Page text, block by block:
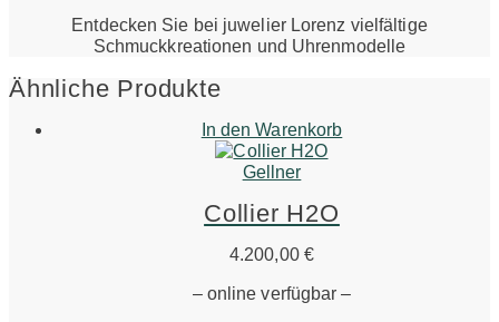
Entdecken Sie bei juwelier Lorenz vielfältige
Schmuckkreationen und Uhrenmodelle
Ähnliche Produkte
In den Warenkorb
Gellner
Collier H2O
4.200,00 €
– online verfügbar –